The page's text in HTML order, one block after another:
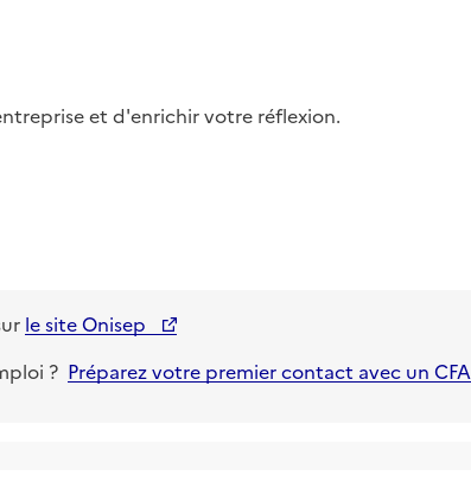
et d'enrichir votre réflexion.
le site Onisep
? Préparez votre premier contact avec un CFA